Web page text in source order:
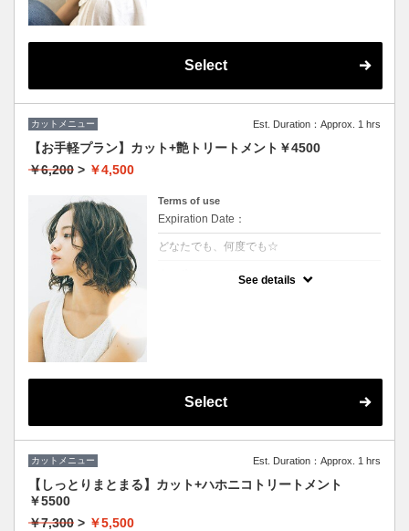
Select
カットメニュー Est. Duration：Approx. 1 hrs
【お手軽プラン】カット+艶トリートメント￥4500
￥6,200 > ￥4,500
Terms of use
Expiration Date：
どなたでも、何度でも☆
See details
Select
カットメニュー Est. Duration：Approx. 1 hrs
【しっとりまとまる】カット+ハホニコトリートメント
￥5500
￥7,300 > ￥5,500